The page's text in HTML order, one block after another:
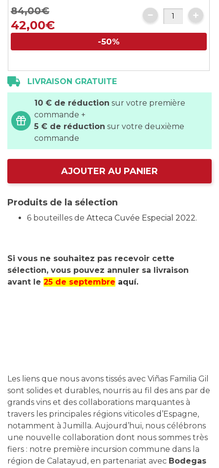
images
gallery
84,00€
42,00€
-50%
LIVRAISON GRATUITE
10 € de réduction sur votre première
commande +
5 € de réduction sur votre deuxième
commande
AJOUTER AU PANIER
Produits de la sélection
6 bouteilles de Atteca Cuvée Especial 2022.
Si vous ne souhaitez pas recevoir cette
sélection, vous pouvez annuler sa livraison
avant le 25 de septembre aquí.
Les liens que nous avons tissés avec Viñas Familia Gil
sont solides et durables, nourris au fil des ans par de
grands vins et des collaborations marquantes à
travers les principales régions viticoles d’Espagne,
notamment à Jumilla. Aujourd’hui, nous célébrons
une nouvelle collaboration dont nous sommes très
fiers : notre première incursion commune dans la
région de Calatayud, en partenariat avec Bodegas